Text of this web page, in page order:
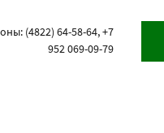
(4822) 64-58-64, +7
952 069-09-79